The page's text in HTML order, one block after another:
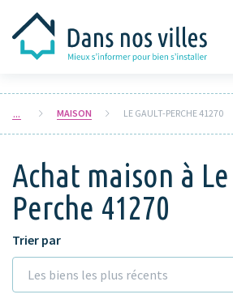
MAISON LE GAULT-PERCHE 41270
Achat maison à
Perche 41270
Trier par
Les biens les plus récents